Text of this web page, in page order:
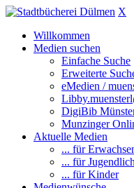
X
Willkommen
Medien suchen
Einfache Suche
Erweiterte
eMedien /
DigiBib
Munzinger
Aktuelle Medien
... für
... für
... für Kinder